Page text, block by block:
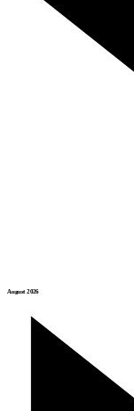
August 2026